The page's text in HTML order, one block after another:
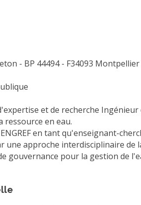
- BP 44494 - F34093 Montpellier
et de recherche
en eau.
en tant qu'enseignant-
une approche interdisciplinaire
gouvernance pour la gestion de